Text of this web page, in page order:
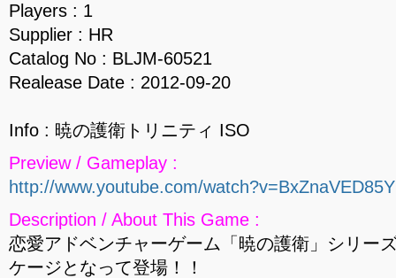
Players : 1
Supplier : HR
Catalog No : BLJM-60521
Realease Date : 2012-09-20
Info : 暁の護衛トリニティ ISO
Preview / Gameplay :
http://www.youtube.com/watch?v=BxZnaVED85Y
Description / About This Game :
恋愛アドベンチャーゲーム「暁の護衛」シリー
ケージとなって登場！！